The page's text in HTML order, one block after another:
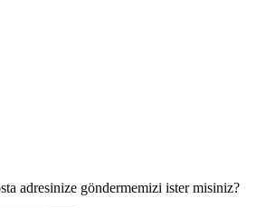
adresinize göndermemizi ister misiniz?